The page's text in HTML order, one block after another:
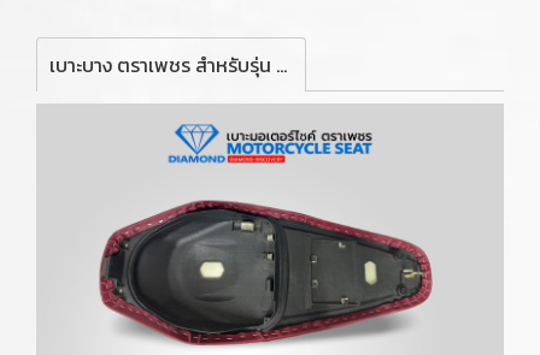
เบาะบาง ตราเพชร สำหรับรุ่น Click 125i / 150i ปี 2019 (สีแดง)